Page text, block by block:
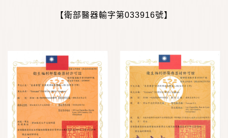
【衛部醫器輸字第033916號】